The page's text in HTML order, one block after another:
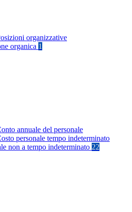
organizzative
organica 1
annuale del personale
personale tempo indeterminato
non a tempo indeterminato 22